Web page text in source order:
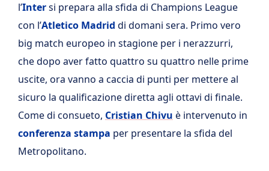
l’Intersi prepara alla sfida di Champions League
con l’Atletico Madrid di domani sera. Primo vero
big match europeo in stagione per i nerazzurri,
che dopo aver fatto quattro su quattro nelle prime
uscite, ora vanno a caccia di punti per mettere al
sicuro la qualificazione diretta agli ottavi di finale.
Come di consueto, Cristian Chivu è intervenuto in
conferenza stampa per presentare la sfida del
Metropolitano.